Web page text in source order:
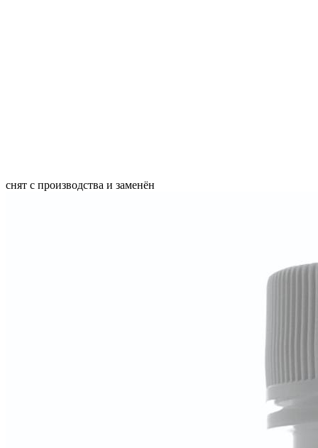
снят с производства и заменён